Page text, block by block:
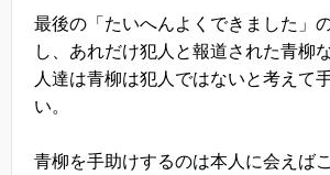
最後の「たいへんよくできました」
し、あれだけ犯人と報道された青柳
人達は青柳は犯人ではないと考えて
い。
青柳を手助けするのは本人に会えば